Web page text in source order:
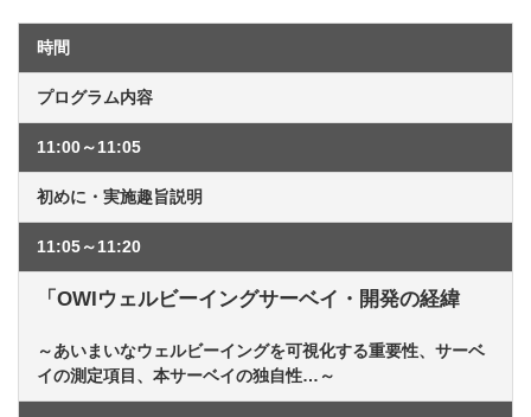
時間
プログラム内容
11:00～11:05
初めに・実施趣旨説明
11:05～11:20
「OWIウェルビーイングサーベイ・開発の経緯
～あいまいなウェルビーイングを可視化する重要性、サーベ
イの測定項目、本サーベイの独自性…～